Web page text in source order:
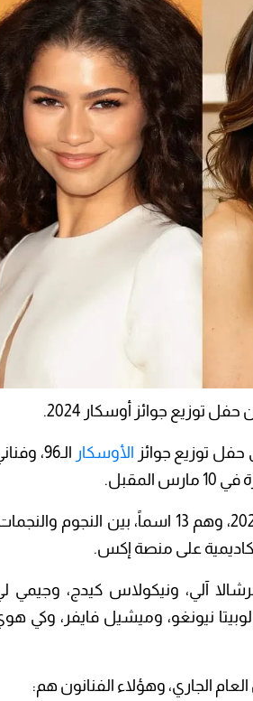
توزيع جوائز الأوسكار
الـ96،
وأعلنت الأكاديمية أسماء مقدمي، حفل الأوسكار لعام 2024، وهم 13 اسماً، بين النجوم
على منصة إكس.
آلي، ونيكولاس كيدج، وجيمي
نيونغو، وميشيل فايفر، وكي
الجاري، وهؤلاء الفنانون هم: